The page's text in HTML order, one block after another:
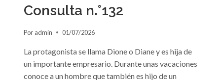
Consulta n.°132
Por admin 01/07/2026
La protagonista se llama Dione o Diane y es hija de
un importante empresario. Durante unas vacaciones
conoce a un hombre que también es hijo de un